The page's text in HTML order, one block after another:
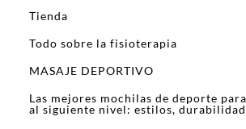
Tienda
Todo sobre la fisioterapia
MASAJE DEPORTIVO
Las mejores mochilas de deporte
al siguiente nivel: estilos,